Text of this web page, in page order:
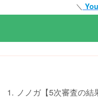
＼
ノノガ【5次審査の結